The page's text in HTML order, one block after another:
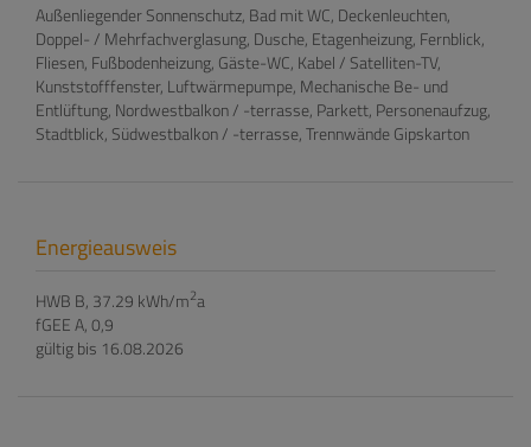
Außenliegender Sonnenschutz Bad mit WC Deckenleuchten
Doppel- / Mehrfachverglasung Dusche Etagenheizung Fernblick
Fliesen Fußbodenheizung Gäste-WC Kabel / Satelliten-TV
Kunststofffenster Luftwärmepumpe Mechanische Be- und
Entlüftung Nordwestbalkon / -terrasse Parkett Personenaufzug
Stadtblick Südwestbalkon / -terrasse Trennwände Gipskarton
Energieausweis
HWB B, 37.29 kWh/m2a
fGEEA, 0,9
gültig bis 16.08.2026